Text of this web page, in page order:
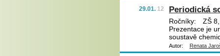
29.01. 12 Periodická
Ročníky:
ZŠ 8,
Prezentace je
soustavě
Autor: Renata